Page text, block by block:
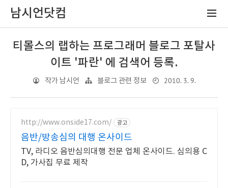
남시언닷컴
티몰스의 랩하는 프로그래머 블로그 포탈사
이트 '파란' 에 검색어 등록.
작가 남시언 블로그 관련 정보 2010. 3. 9.
http://www.onside17.com/ 광고
음반/방송심의 대행 온사이드
TV, 라디오 음반심의대행 전문 업체 온사이드. 심의용 C
D, 가사집 무료 제작